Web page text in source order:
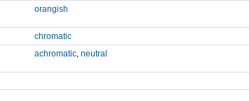
orangish
chromatic
achromatic, neutral